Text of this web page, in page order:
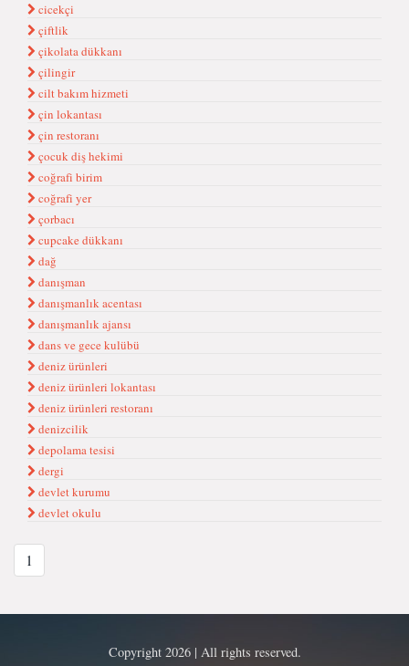
cicekçi
çiftlik
çikolata dükkanı
çilingir
cilt bakım hizmeti
çin lokantası
çin restoranı
çocuk diş hekimi
coğrafi birim
coğrafi yer
çorbacı
cupcake dükkanı
dağ
danışman
danışmanlık acentası
danışmanlık ajansı
dans ve gece kulübü
deniz ürünleri
deniz ürünleri lokantası
deniz ürünleri restoranı
denizcilik
depolama tesisi
dergi
devlet kurumu
devlet okulu
1
Copyright 2026 | All rights reserved.